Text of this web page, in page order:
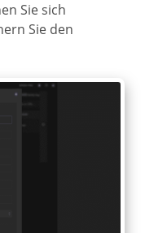
Sie sich
Sie den